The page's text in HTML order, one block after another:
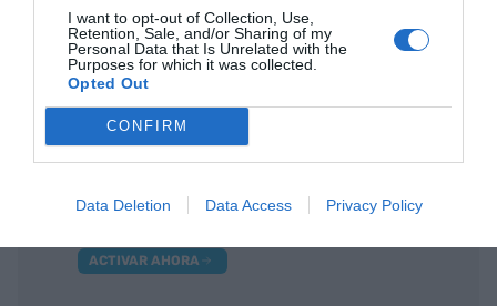
I want to opt-out of Collection, Use,
Retention, Sale, and/or Sharing of my
Personal Data that Is Unrelated with the
Purposes for which it was collected.
Opted Out
CONFIRM
Data Deletion Data Access Privacy Policy
problemas sociales, ambientales y urbanos, una
perspectiva que da idea de hasta qué punto la
nueva economía de los datos puede llegar a
transformar, por bien, el mundo en el que vivimos.
de Google de forma gratuita
ACTIVAR AHORA